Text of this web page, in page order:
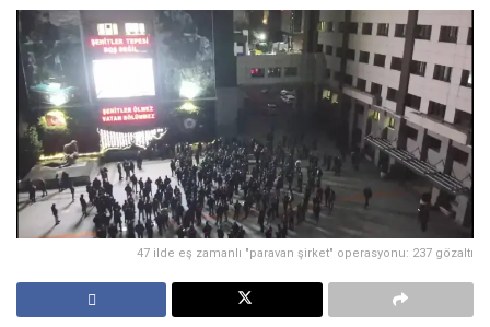
47 ilde eş zamanlı "paravan şirket" operasyonu: 237 gözaltı